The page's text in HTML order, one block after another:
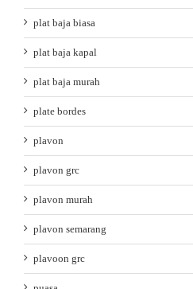
plat baja biasa
plat baja kapal
plat baja murah
plate bordes
plavon
plavon grc
plavon murah
plavon semarang
plavoon grc